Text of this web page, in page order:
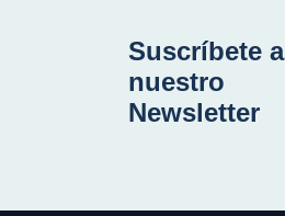
Suscríbete a
nuestro
Newsletter